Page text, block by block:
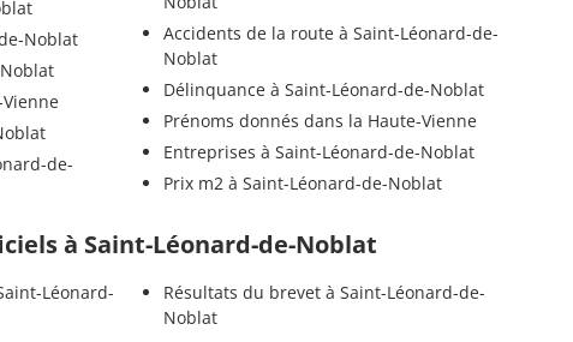
Noblat
Noblat
de-
Accidents de la route à Saint-Léonard-de-
Noblat
Délinquance à Saint-Léonard-de-Noblat
Prénoms donnés dans la Haute-Vienne
Entreprises à Saint-Léonard-de-Noblat
Prix m2 à Saint-Léonard-de-Noblat
à Saint-Léonard-de-Noblat
Léonard-
Résultats du brevet à Saint-Léonard-de-
Noblat